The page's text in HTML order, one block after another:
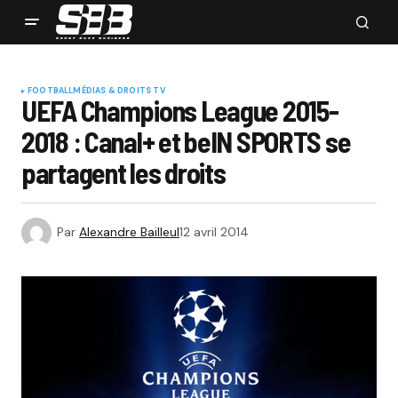
FOOTBALLMÉDIAS & DROITS TV
UEFA Champions League 2015-
2018 : Canal+ et beIN SPORTS se
partagent les droits
Par Alexandre Bailleul12 avril 2014